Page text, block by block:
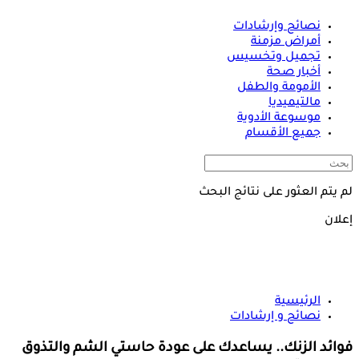
نصائح وإرشادات
أمراض مزمنة
تجميل وتخسيس
أخبار صحة
الأمومة والطفل
مالتيميديا
موسوعة الأدوية
جميع الأقسام
لم يتم العثور على نتائج البحث
إعلان
الرئيسية
نصائح و إرشادات
فوائد الزنك.. يساعدك على عودة حاستي الشم والتذوق